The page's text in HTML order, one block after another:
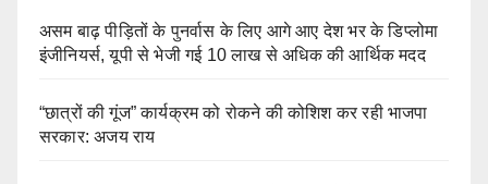
असम बाढ़ पीड़ितों के पुनर्वास के लिए आगे आए देश भर के डिप्लोमा
इंजीनियर्स, यूपी से भेजी गई 10 लाख से अधिक की आर्थिक मदद
“छात्रों की गूंज” कार्यक्रम को रोकने की कोशिश कर रही भाजपा
सरकार: अजय राय